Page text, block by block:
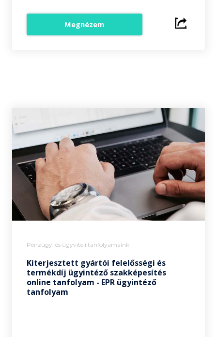
Megnézem
Pénzügyi és ügyviteli tanfolyamaink
Kiterjesztett gyártói felelősségi és
termékdíj ügyintéző szakképesítés
online tanfolyam - EPR ügyintéző
tanfolyam